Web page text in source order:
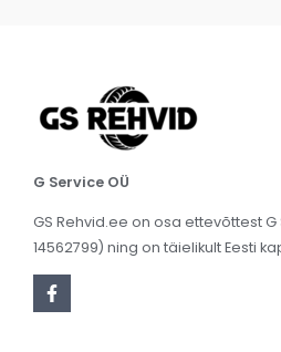
G Service OÜ
GS Rehvid.ee on osa ettevõttest
14562799) ning on täielikult Eesti